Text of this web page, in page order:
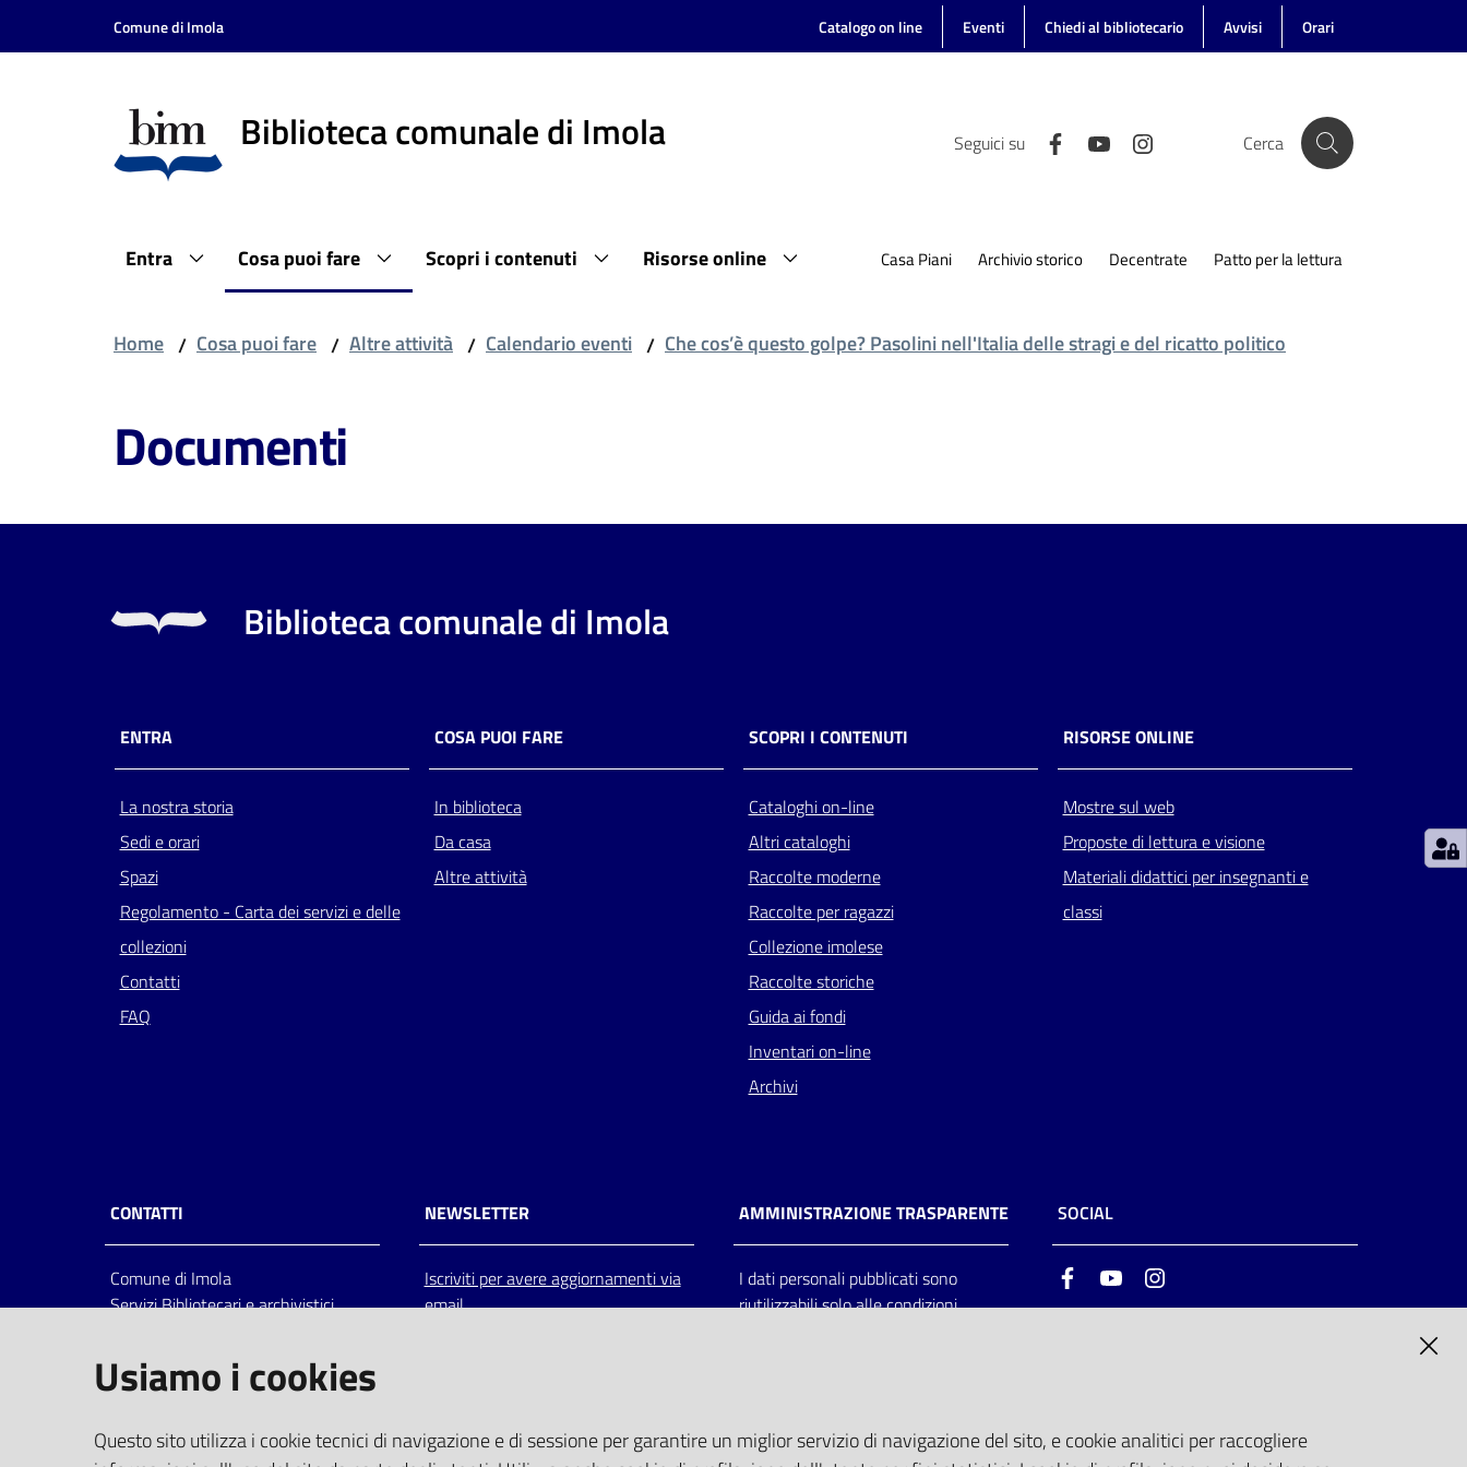
Vai al contenuto
Vai alla navigazione
Comune di Imola Catalogo on line Eventi Chiedi al bibliotecario Avvisi Orari
Biblioteca comunale di Imola Seguici su Cerca
Entra Cosa puoi fare Scopri i contenuti Risorse online Casa Piani Archivio storico Decentrate Patto per la lettura
Home / Cosa puoi fare / Altre attività / Calendario eventi / Che cos’è questo golpe? Pasolini nell'Italia delle stragi e del ricatto politico
Documenti
Biblioteca comunale di Imola
ENTRA
La nostra storia
Sedi e orari
Spazi
Regolamento - Carta dei servizi e delle
collezioni
Contatti
FAQ
COSA PUOI FARE
In biblioteca
Da casa
Altre attività
SCOPRI I CONTENUTI
Cataloghi on-line
Altri cataloghi
Raccolte moderne
Raccolte per ragazzi
Collezione imolese
Raccolte storiche
Guida ai fondi
Inventari on-line
Archivi
RISORSE ONLINE
Mostre sul web
Proposte di lettura e visione
Materiali didattici per insegnanti e
classi
CONTATTI
Comune di Imola
Servizi Bibliotecari e archivistici
Italia
centralino: tel 0542.6026.36 fax
bim@comune.imola.bo.it
PEC
NEWSLETTER
Iscriviti per avere aggiornamenti via
email
AMMINISTRAZIONE TRASPARENTE
I dati personali pubblicati sono
riutilizzabili solo alle condizioni
SOCIAL
FacebookYoutube
Usiamo i cookies
Questo sito utilizza i cookie tecnici di navigazione e di sessione per garantire un miglior servizio di navigazione del sito, e cookie analitici per raccogliere